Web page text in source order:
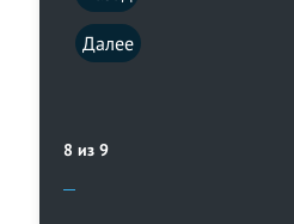
Далее
8 из 9